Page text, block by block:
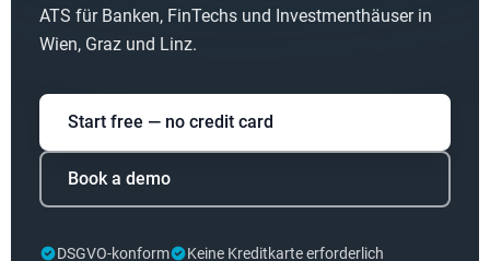
ATS für Banken, FinTechs und Investmenthäuser in
Wien, Graz und Linz.
Start free — no credit card
Book a demo
DSGVO-konform
Keine Kreditkarte erforderlich